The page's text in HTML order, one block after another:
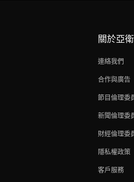
關於亞衛
連絡我們
合作與廣告
節目倫理委
新聞倫理委
財經倫理委
隱私權政策
客戶服務